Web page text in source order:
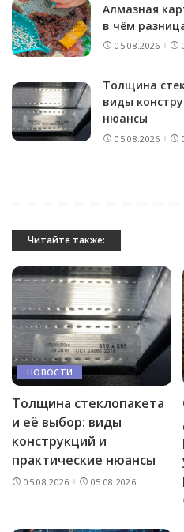
Алмазная
в чём
05.08.2026
Толщина
виды
нюансы
05.08.2026
Читайте также:
НОВОСТИ
Толщина стеклопакета
и её выбор: виды
конструкций и
практические нюансы
05.08.2026 05.08.2026